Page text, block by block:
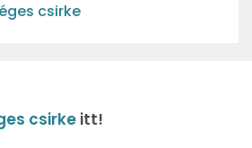
csirke
csirke itt!